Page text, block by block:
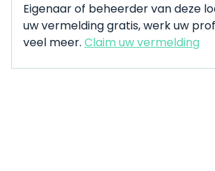
Eigenaar of beheerder van deze
uw vermelding gratis, werk uw
veel meer. Claim uw vermelding